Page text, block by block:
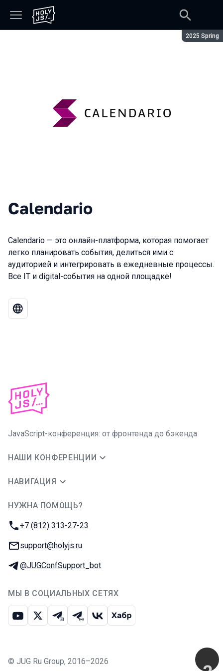
Сезон:
2025 Spring
Calendario
Calendario — это онлайн-платформа, которая помогает
легко планировать события, делиться ими с
аудиторией и интегрировать в ежедневные процессы.
Все IT и digital-события на одной площадке!
JavaScript-конференция: от фронтенда до бэкенда
НАШИ КОНФЕРЕНЦИИ
НАВИГАЦИЯ
НУЖНА ПОМОЩЬ?
Телефон:
+7 (812) 313-27-23
E-mail:
support@holyjs.ru
Телеграм:
@JUGConfSupport_bot
МЫ В СОЦИАЛЬНЫХ СЕТЯХ
ЮтубИкс Телеграм-чат
Телеграм-канал
ВКонтакте
Хабр
© JUG Ru Group, 2016–2026